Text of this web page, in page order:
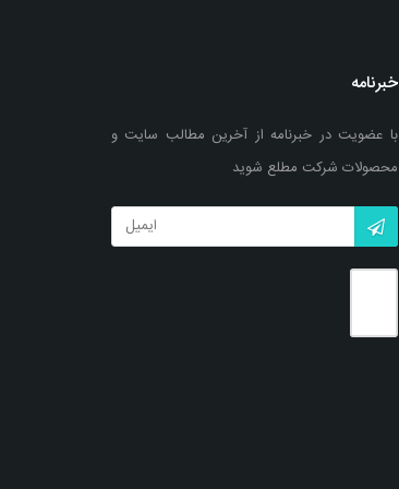
خبرنامه
با عضویت در خبرنامه از آخرین مطالب سایت و
محصولات شرکت مطلع شوید